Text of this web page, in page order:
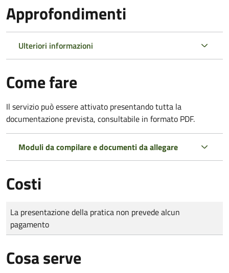
Approfondimenti
Ulteriori informazioni
Come fare
Il servizio può essere attivato presentando tutta la
documentazione prevista, consultabile in formato PDF.
Moduli da compilare e documenti da allegare
Costi
Tipo di pagamento
Importo
La presentazione della pratica non prevede alcun
pagamento
Cosa serve